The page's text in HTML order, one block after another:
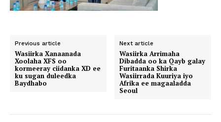
Previous article
Wasiirka Xanaanada
Xoolaha XFS oo
kormeeray ciidanka XD ee
ku sugan duleedka
Baydhabo
Next article
Wasiirka Arrimaha
Dibadda oo ka Qayb galay
Furitaanka Shirka
Wasiirrada Kuuriya iyo
Afrika ee magaaladda
Seoul